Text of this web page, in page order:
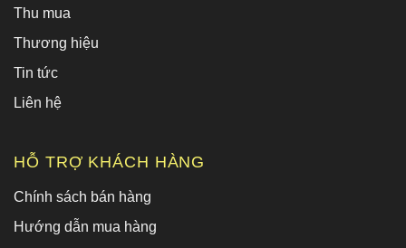
Thu mua
Thương hiệu
Tin tức
Liên hệ
HỖ TRỢ KHÁCH HÀNG
Chính sách bán hàng
Hướng dẫn mua hàng